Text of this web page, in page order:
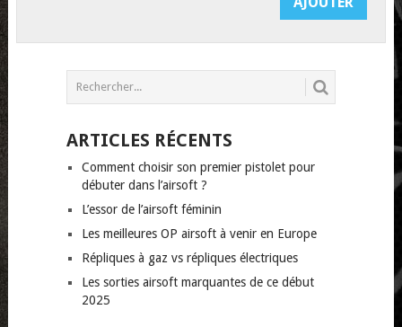
ARTICLES RÉCENTS
Comment choisir son premier pistolet pour
débuter dans l’airsoft ?
L’essor de l’airsoft féminin
Les meilleures OP airsoft à venir en Europe
Répliques à gaz vs répliques électriques
Les sorties airsoft marquantes de ce début
2025